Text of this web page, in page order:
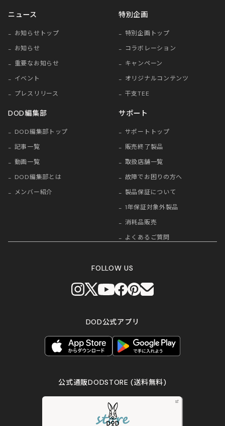
ニュース
お知らせトップ
お知らせ
重要なお知らせ
イベント
プレスリリース
特別企画
特別企画トップ
コラボレーション
キャンペーン
オリジナルコンテンツ
干支TEE
DOD編集部
DOD編集部トップ
記事一覧
動画一覧
DOD編集部とは
メンバー紹介
サポート
サポートトップ
販売終了製品
取扱店舗一覧
故障でお困りの方へ
製品保証について
1年保証対象外製品
消耗品販売
よくあるご質問
FOLLOW US
DOD公式アプリ
公式通販DODSTORE(送料無料)